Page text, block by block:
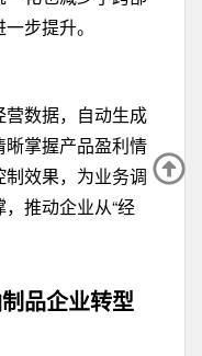
步提升。
数据，自动生成
掌握产品盈利情
效果，为业务调
推动企业从“经
品企业转型